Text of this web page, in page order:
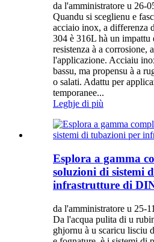
da l'amministratore u 26-
Quandu si sceglienu e
acciaio inox, a differenza
304 è 316L hà un impattu
resistenza à a corrosione,
l'applicazione. Acciaiu
bassu, ma propensu à a
o salati. Adattu per
temporanee...
Leghje di più
Esplora a gamma
soluzioni di sistemi
infrastrutture di
da l'amministratore u 25-
Da l'acqua pulita di u
ghjornu à u scaricu lisciu